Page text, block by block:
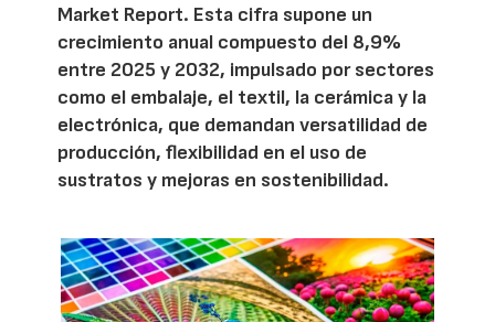
Market Report. Esta cifra supone un
crecimiento anual compuesto del 8,9%
entre 2025 y 2032, impulsado por sectores
como el embalaje, el textil, la cerámica y la
electrónica, que demandan versatilidad de
producción, flexibilidad en el uso de
sustratos y mejoras en sostenibilidad.